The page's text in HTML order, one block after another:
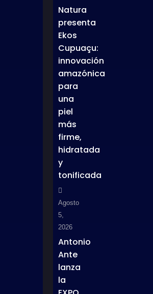
Natura
presenta
Ekos
Cupuaçu:
innovación
amazónica
para
una
piel
más
firme,
hidratada
y
tonificada
Agosto
5,
2026
Antonio
Ante
lanza
la